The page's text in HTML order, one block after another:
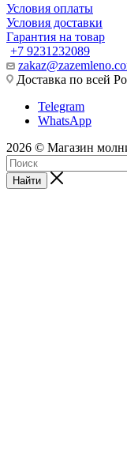
Условия оплаты
Условия доставки
Гарантия на товар
+7 9231232089
Доставка по всей
Telegram
WhatsApp
2026 © Магазин
Найти